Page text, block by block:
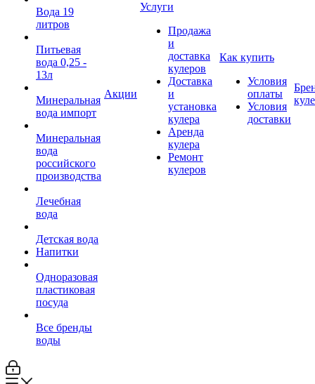
Вода 19
литров
Питьевая
вода 0,25 -
13л
Минеральная
вода импорт
Минеральная
вода
российского
производства
Лечебная
вода
Детская вода
Напитки
Одноразовая
пластиковая
посуда
Все бренды
воды
Акции
Услуги
Продажа
и
доставка
кулеров
Доставка
и
установка
кулера
Аренда
кулера
Ремонт
кулеров
Как купить
Условия
оплаты
Условия
доставки